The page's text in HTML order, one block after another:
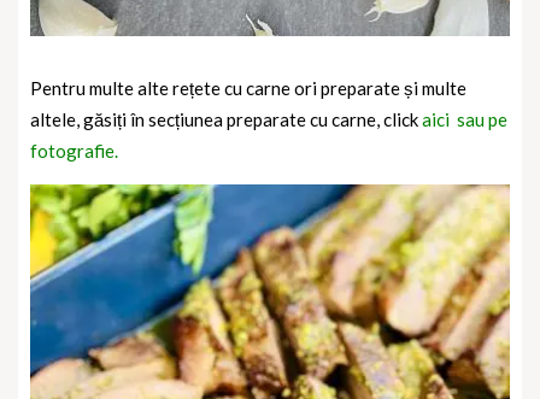
Pentru multe alte rețete cu carne ori preparate și multe
altele, găsiți în secțiunea preparate cu carne, clickaici sau pe
fotografie.